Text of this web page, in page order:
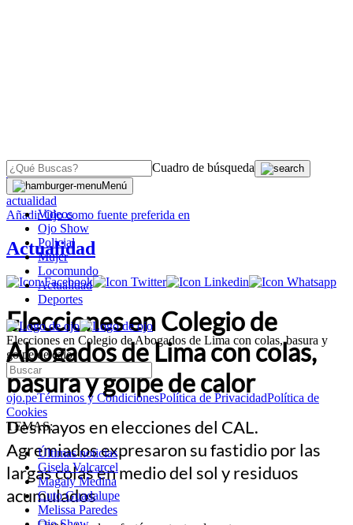
Cuadro de búsqueda
Menú
Videos
Ojo Show
Policial
Mujer
Locomundo
Actualidad
Deportes
Elecciones en Colegio de Abogados de Lima con colas, basura y
golpe de calor
ojo.peTérminos y CondicionesPolítica de PrivacidadPolítica de
Cookies
TEMAS:
Últimas noticias
Gisela Valcarcel
Magaly Medina
Cuto Guadalupe
Melissa Paredes
OJO
actualidad
AñadirOjocomo fuente preferida en
Actualidad
Elecciones en Colegio de
Abogados de Lima con colas,
basura y golpe de calor
Desmayos en elecciones del CAL.
Agremiados expresaron su fastidio por las
largas colas en medio del sol y residuos
acumulados